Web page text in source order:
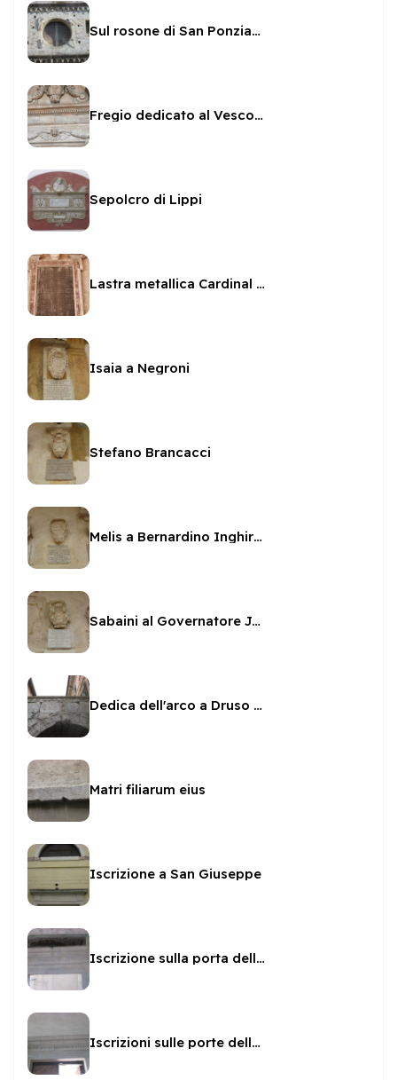
Sul rosone di San Ponziano
Fregio dedicato al Vescovo Sanvitale
Sepolcro di Lippi
Lastra metallica Cardinal Facchinetti
Isaia a Negroni
Stefano Brancacci
Melis a Bernardino Inghirami
Sabaini al Governatore Jacovacci
Dedica dell'arco a Druso e Germanico
Matri filiarum eius
Iscrizione a San Giuseppe
Iscrizione sulla porta della Cappella Borgia
Iscrizioni sulle porte della Rocca